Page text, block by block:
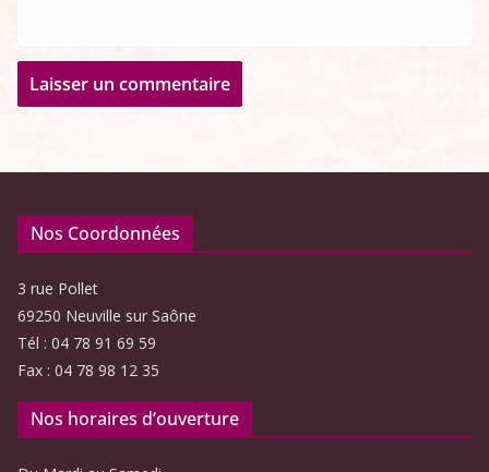
Nos Coordonnées
3 rue Pollet
69250 Neuville sur Saône
Tél : 04 78 91 69 59
Fax : 04 78 98 12 35
Nos horaires d’ouverture